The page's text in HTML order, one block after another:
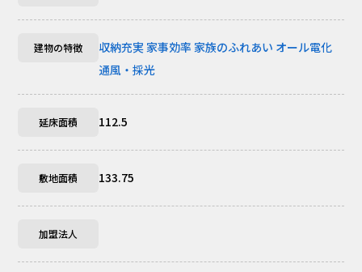
建物の特徴 収納充実 家事効率 家族のふれあい オール電化
通風・採光
延床面積 112.5
敷地面積 133.75
加盟法人